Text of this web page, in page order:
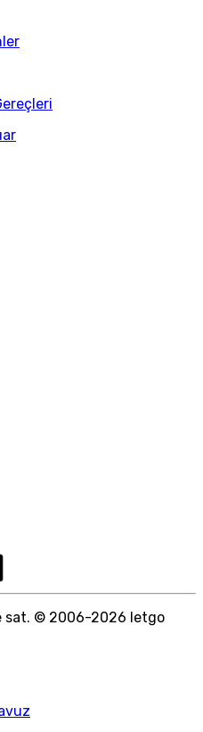
sat. © 2006-2026 letgo